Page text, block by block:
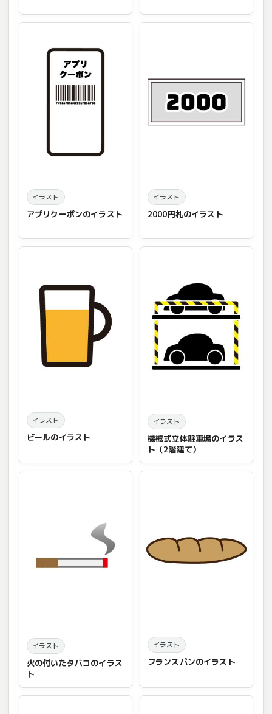
イラスト
アプリクーポンのイラスト
イラスト
2000円札のイラスト
イラスト
ビールのイラスト
イラスト
機械式立体駐車場のイラス
ト（2階建て）
イラスト
火の付いたタバコのイラス
ト
イラスト
フランスパンのイラスト